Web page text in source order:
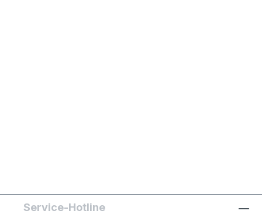
Service-Hotline